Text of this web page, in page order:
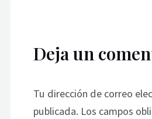
Deja un
Tu dirección de correo
publicada. Los campos